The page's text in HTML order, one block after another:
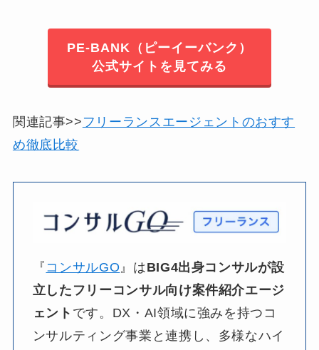
PE-BANK（ピーイーバンク）
公式サイトを見てみる
関連記事>> フリーランスエージェントのおすす
め徹底比較
『 コンサルGO 』は​BIG4出身コンサルが設
立した フリーコンサル向け案件紹介エージ
ェント です。​DX・AI領域に​強みを​持つコ
ンサルティング事業と​連携し、​多様な​ハイ